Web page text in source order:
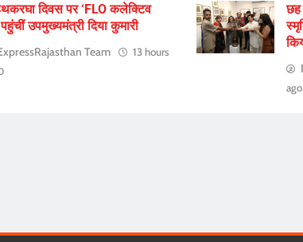
दिवस पर ‘FLO कलेक्टिव
उपमुख्यमंत्री दिया कुमारी
Team
13 hours
छह
ago